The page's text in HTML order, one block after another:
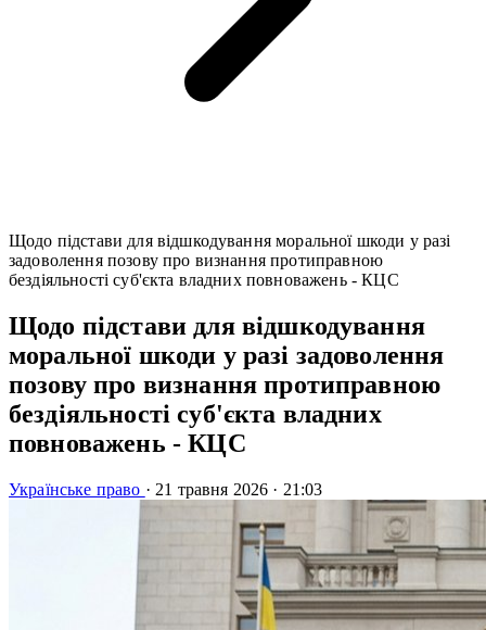
Щодо підстави для відшкодування моральної шкоди у разі
задоволення позову про визнання протиправною
бездіяльності суб'єкта владних повноважень - КЦС
Щодо підстави для відшкодування
моральної шкоди у разі задоволення
позову про визнання протиправною
бездіяльності суб'єкта владних
повноважень - КЦС
Українське право · 21 травня 2026 · 21:03